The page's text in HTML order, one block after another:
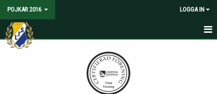
POJKAR 2016 LOGGA IN
HEM